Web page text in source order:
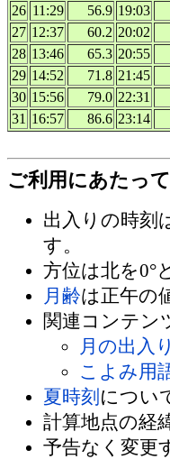
26 11:29 56.9 19:03
27 12:37 60.2 20:02
28 13:46 65.3 20:55
29 14:52 71.8 21:45
30 15:56 79.0 22:31
31 16:57 86.6 23:14
ご利用にあたって
出入りの時刻
す。
方位は北を0°
月齢は正午の
関連コンテン
月の出入
こよみ用
夏時刻 につい
計算地点の経
予告なく変更